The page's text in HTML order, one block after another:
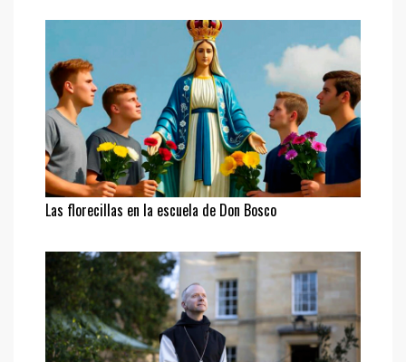
Las florecillas en la escuela de Don Bosco